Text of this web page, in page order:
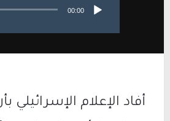
00:00
أفاد الإعلام